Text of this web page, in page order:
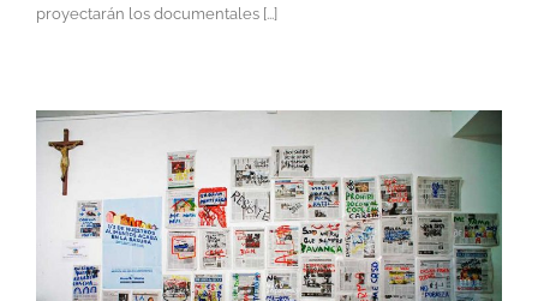
proyectarán los documentales [...]